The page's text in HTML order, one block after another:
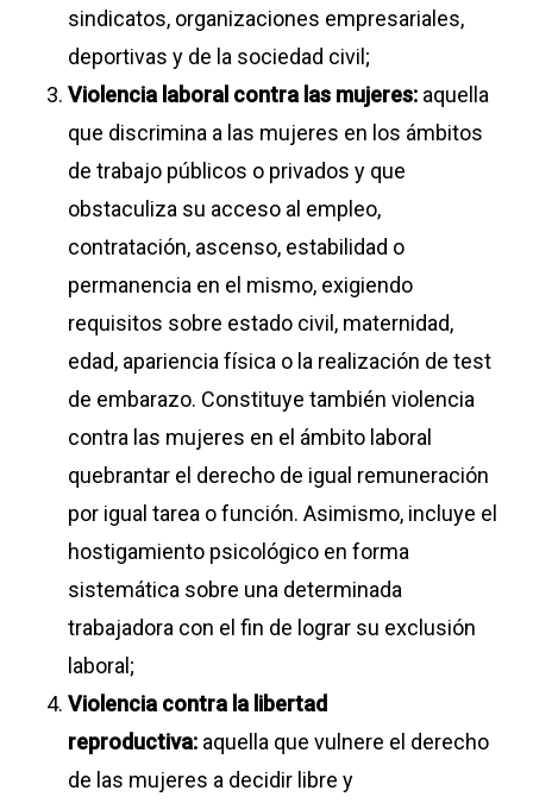
sindicatos, organizaciones empresariales,
deportivas y de la sociedad civil;
Violencia laboral contra las mujeres: aquella
que discrimina a las mujeres en los ámbitos
de trabajo públicos o privados y que
obstaculiza su acceso al empleo,
contratación, ascenso, estabilidad o
permanencia en el mismo, exigiendo
requisitos sobre estado civil, maternidad,
edad, apariencia física o la realización de test
de embarazo. Constituye también violencia
contra las mujeres en el ámbito laboral
quebrantar el derecho de igual remuneración
por igual tarea o función. Asimismo, incluye el
hostigamiento psicológico en forma
sistemática sobre una determinada
trabajadora con el fin de lograr su exclusión
laboral;
Violencia contra la libertad
reproductiva:aquella que vulnere el derecho
de las mujeres a decidir libre y